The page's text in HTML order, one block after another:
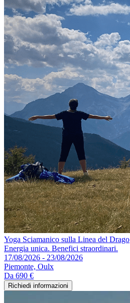
Yoga Sciamanico sulla Linea del Drago
Energia unica. Benefici straordinari.
17/08/2026 - 23/08/2026
Piemonte, Oulx
Da 690 €
Richiedi informazioni